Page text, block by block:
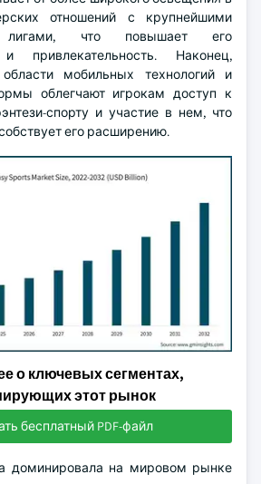
отношений с крупнейшими
лигами, что повышает его
привлекательность. Наконец,
мобильных технологий и
облегчают игрокам доступ к
спорту и участие в нем, что
его расширению.
о ключевых сегментах,
этот рынок
бесплатный PDF-файл
доминировала на мировом рынке